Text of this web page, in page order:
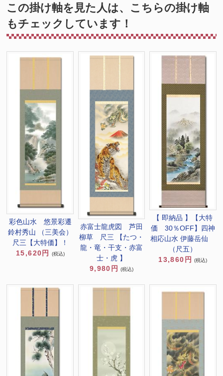
この掛け軸を見た人は、こちらの掛け軸
もチェックしています！
彩色山水 悠景彩遷
鈴村秀山 （三美会）
尺三【大特価】！
15,620円
(税込)
赤富士龍虎図 芦田
柳草 尺三 【たつ・
龍・竜・干支・赤富
士・虎 】
9,980円
(税込)
【 即納品 】【大特
価 30％OFF】四神
相応山水 伊藤岳仙
（尺五）
13,860円
(税込)